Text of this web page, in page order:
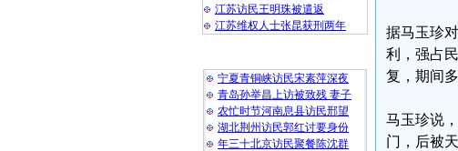
江苏访民王明珠被遣返
江苏维权人士张昆获刑两年
宁夏青铜峡访民宋素萍深夜
青岛孙举昌上访被致残 妻子
农忙时节河南息县访民邢望
湖北荆州访民郭红讨要身份
年三十北京访民聚餐陈沈群
据马玉珍
利，强占
复，期间
马玉珍说
门，后被